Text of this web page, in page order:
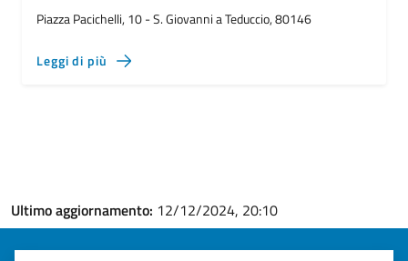
Piazza Pacichelli, 10 - S. Giovanni a Teduccio, 80146
Leggi di più
Ultimo aggiornamento: 12/12/2024, 20:10